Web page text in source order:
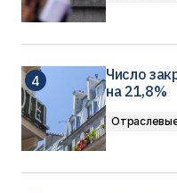
Число
на 21,8%